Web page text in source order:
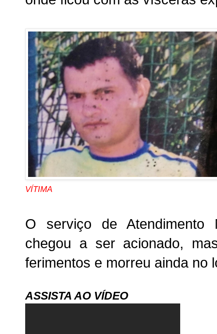
VÍTIMA
O serviço de Atendimento
chegou a ser acionado,
ferimentos e morreu ainda no
ASSISTA AO VÍDEO